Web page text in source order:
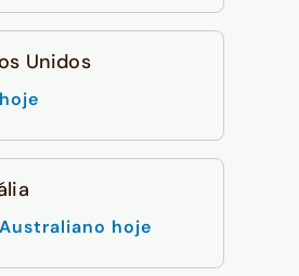
Unidos
hoje